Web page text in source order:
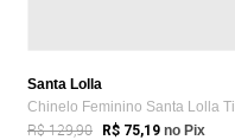
Santa Lolla
R$ 129,90 R$ 75,19 no Pix